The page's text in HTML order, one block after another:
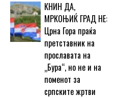
КНИН ДА,
МРКОЊИЌ ГРАД НЕ:
Црна Гора праќа
претставник на
прославата на
„Бура“, но не и на
поменот за
српските жртви